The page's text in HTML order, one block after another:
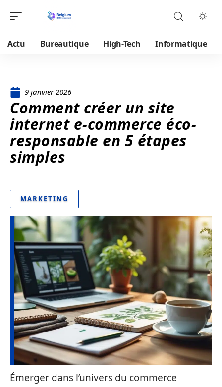
Actu Bureautique High-Tech Informatique
9 janvier 2026
Comment créer un site
internet e-commerce éco-
responsable en 5 étapes
simples
MARKETING
Émerger dans l’univers du commerce